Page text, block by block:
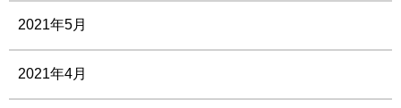
2021年5月
2021年4月